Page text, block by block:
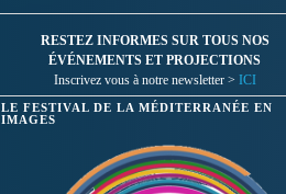
RESTEZ INFORMES SUR TOUS NOS
ÉVÉNEMENTS ET PROJECTIONS
Inscrivez vous à notre newsletter > ICI
LE FESTIVAL DE LA MÉDITERRANÉE EN
IMAGES